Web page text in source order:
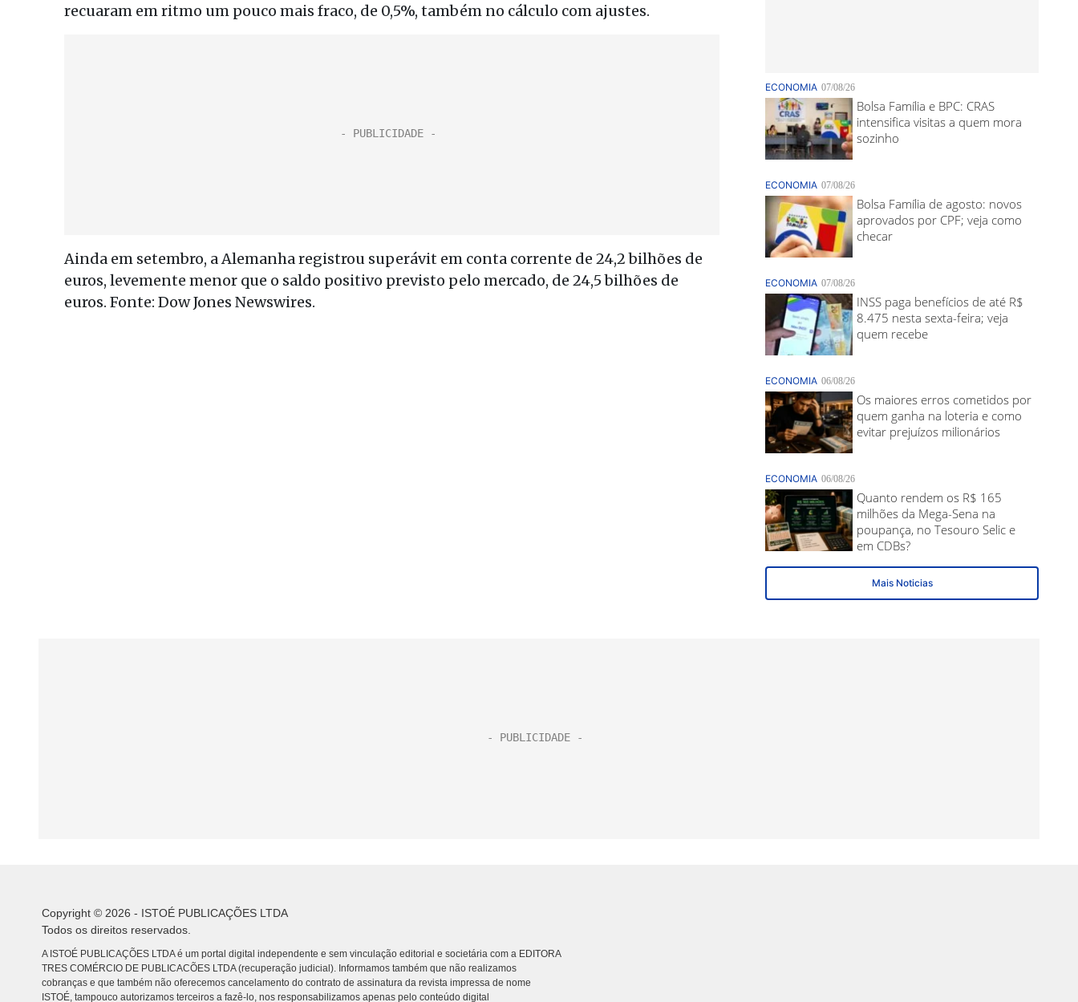
recuaram em ritmo um pouco mais fraco, de 0,5%, também no cálculo com ajustes.
Ainda em setembro, a Alemanha registrou superávit em conta corrente de 24,2 bilhões de
euros, levemente menor que o saldo positivo previsto pelo mercado, de 24,5 bilhões de
euros. Fonte: Dow Jones Newswires.
Copyright © 2026 - ISTOÉ PUBLICAÇÕES LTDA
Todos os direitos reservados.
A ISTOÉ PUBLICAÇÕES LTDA é um portal digital independente e sem vinculação editorial e societária com a EDITORA
TRES COMÉRCIO DE PUBLICACÕES LTDA (recuperação judicial). Informamos também que não realizamos
cobranças e que também não oferecemos cancelamento do contrato de assinatura da revista impressa de nome
ISTOÉ, tampouco autorizamos terceiros a fazê-lo, nos responsabilizamos apenas pelo conteúdo digital